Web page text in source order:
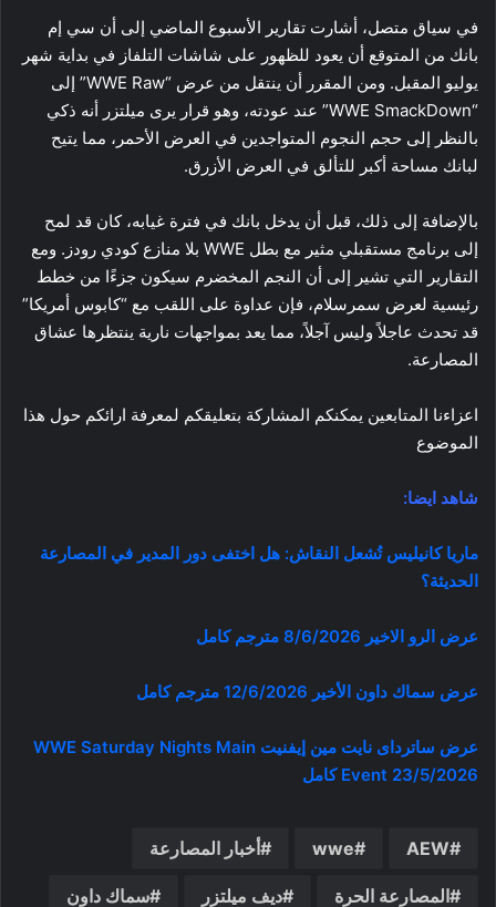
في سياق متصل، أشارت تقارير الأسبوع الماضي إلى أن سي إم
بانك من المتوقع أن يعود للظهور على شاشات التلفاز في بداية شهر
يوليو المقبل. ومن المقرر أن ينتقل من عرض “WWE Raw” إلى
“WWE SmackDown” عند عودته، وهو قرار يرى ميلتزر أنه ذكي
بالنظر إلى حجم النجوم المتواجدين في العرض الأحمر، مما يتيح
لبانك مساحة أكبر للتألق في العرض الأزرق.
بالإضافة إلى ذلك، قبل أن يدخل بانك في فترة غيابه، كان قد لمح
إلى برنامج مستقبلي مثير مع بطل WWE بلا منازع كودي رودز. ومع
التقارير التي تشير إلى أن النجم المخضرم سيكون جزءًا من خطط
رئيسية لعرض سمرسلام، فإن عداوة على اللقب مع “كابوس أمريكا”
قد تحدث عاجلاً وليس آجلاً، مما يعد بمواجهات نارية ينتظرها عشاق
المصارعة.
اعزاءنا المتابعين يمكنكم المشاركة بتعليقكم لمعرفة ارائكم حول هذا
الموضوع
شاهد ايضا:
ماريا كانيليس تُشعل النقاش: هل اختفى دور المدير في المصارعة
الحديثة؟
عرض الرو الاخير 8/6/2026 مترجم كامل
عرض سماك داون الأخير 12/6/2026 مترجم كامل
عرض ساترداى نايت مين إيفنيت WWE Saturday Nights Main
Event 23/5/2026 كامل
AEW
wwe أخبار المصارعة
المصارعة الحرة ديف ميلتزر سماك داون